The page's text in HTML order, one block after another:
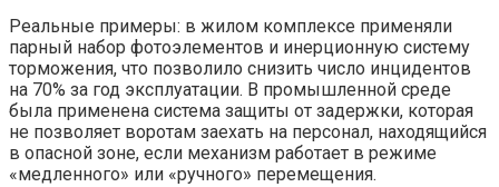
Реальные примеры: в жилом комплексе применяли
парный набор фотоэлементов и инерционную систему
торможения, что позволило снизить число инцидентов
на 70% за год эксплуатации. В промышленной среде
была применена система защиты от задержки, которая
не позволяет воротам заехать на персонал, находящийся
в опасной зоне, если механизм работает в режиме
«медленного» или «ручного» перемещения.